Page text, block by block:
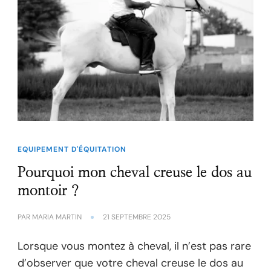
EQUIPEMENT D'ÉQUITATION
Pourquoi mon cheval creuse le dos au
montoir ?
PAR MARIA MARTIN 21 SEPTEMBRE 2025
Lorsque vous montez à cheval, il n’est pas rare
d’observer que votre cheval creuse le dos au